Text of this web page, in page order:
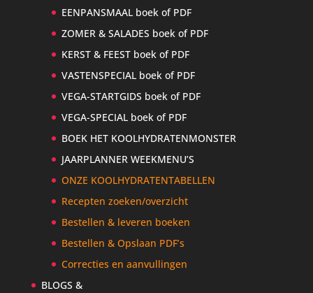
EENPANSMAAL boek of PDF
ZOMER & SALADES boek of PDF
KERST & FEEST boek of PDF
VASTENSPECIAL boek of PDF
VEGA-STARTGIDS boek of PDF
VEGA-SPECIAL boek of PDF
BOEK HET KOOLHYDRATENMONSTER
JAARPLANNER WEEKMENU’S
ONZE KOOLHYDRATENTABELLEN
Recepten zoeken/overzicht
Bestellen & leveren boeken
Bestellen & Opslaan PDF’s
Correcties en aanvullingen
BLOGS &